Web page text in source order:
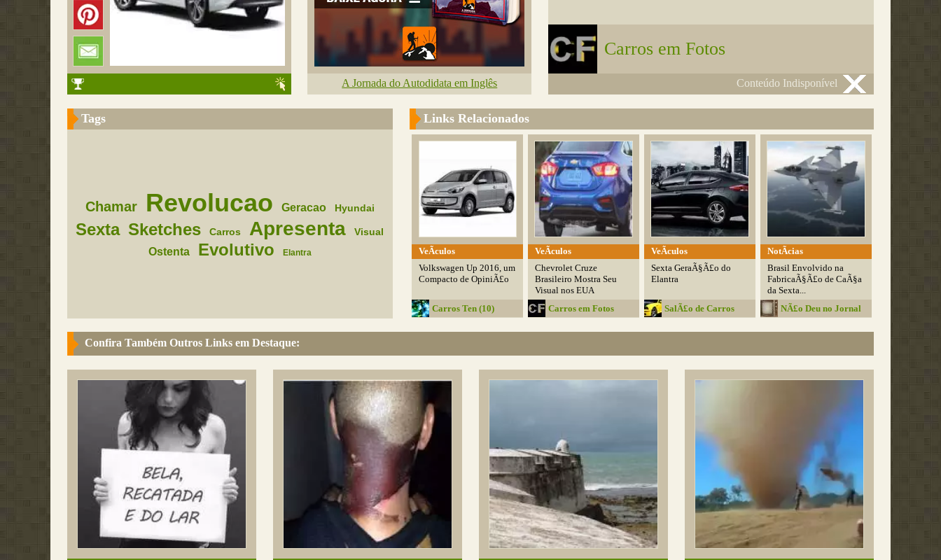
A Jornada do Autodidata em Inglês
Carros em Fotos
Conteúdo Indisponível
Tags
Chamar Revolucao Geracao Hyundai
Sexta Sketches Carros Apresenta Visual
Ostenta Evolutivo Elantra
Links Relacionados
VeÃ­culos
Volkswagen Up 2016, um
Compacto de OpiniÃ£o
Carros Ten (10)
VeÃ­culos
Chevrolet Cruze
Brasileiro Mostra Seu
Visual nos EUA
Carros em Fotos
VeÃ­culos
Sexta GeraÃ§Ã£o do
Elantra
SalÃ£o de Carros
NotÃ­cias
Brasil Envolvido na
FabricaÃ§Ã£o de CaÃ§a
da Sexta...
NÃ£o Deu no Jornal
Confira Também Outros Links em Destaque: